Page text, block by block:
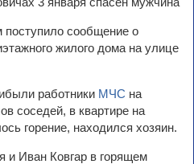
поступило сообщение о
жилого дома на улице
работники МЧС на
соседей, в квартире на
горение, находился хозяин.
и Иван Ковгар в горящем